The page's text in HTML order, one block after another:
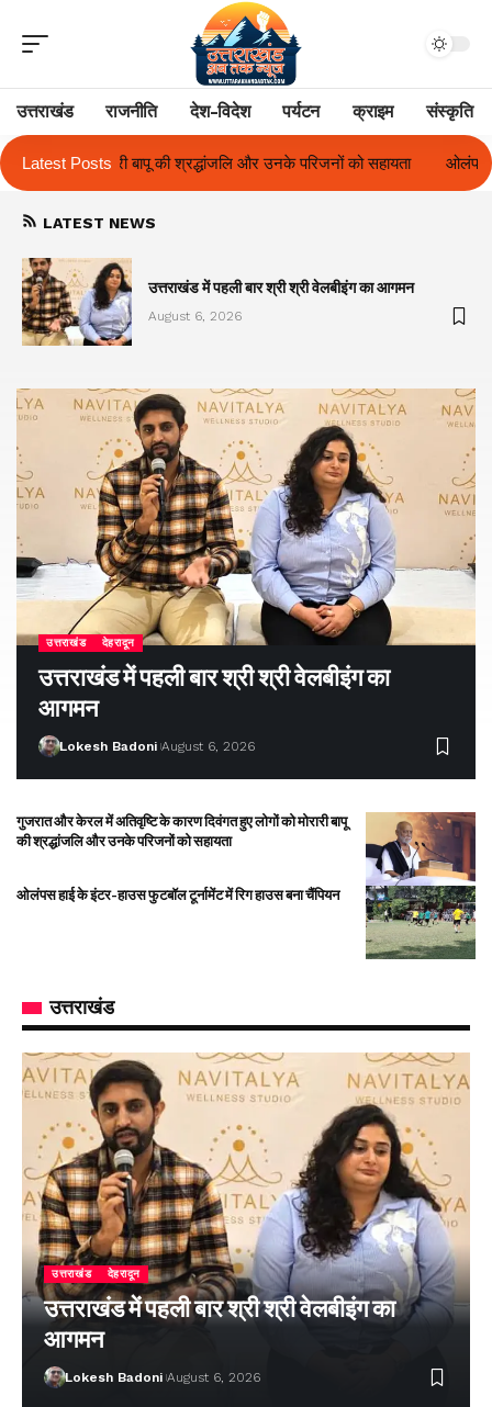
उत्तराखंड राजनीति देश-विदेश पर्यटन क्राइम संस्कृति
Latest Posts
परिजनों को सहायता ओलंपस हाई के इंटर-हाउस फुटबॉल टूर्नामेंट में रिग
LATEST NEWS
उत्तराखंड में पहली बार श्री श्री वेलबीइंग का आगमन
August 6, 2026
उत्तराखंड देहरादून
उत्तराखंड में पहली बार श्री श्री वेलबीइंग का
आगमन
Lokesh Badoni August 6, 2026
गुजरात और केरल में अतिवृष्टि के कारण दिवंगत हुए लोगों को मोरारी बापू
की श्रद्धांजलि और उनके परिजनों को सहायता
ओलंपस हाई के इंटर-हाउस फुटबॉल टूर्नामेंट में रिग हाउस बना चैंपियन
उत्तराखंड
उत्तराखंड देहरादून
उत्तराखंड में पहली बार श्री श्री वेलबीइंग का
आगमन
Lokesh Badoni August 6, 2026